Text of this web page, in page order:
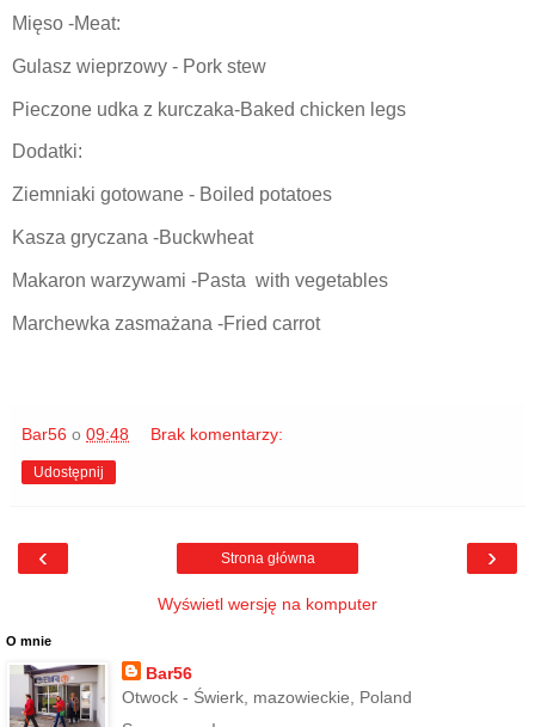
Mięso -Meat:
Gulasz wieprzowy - Pork stew
Pieczone udka z kurczaka-Baked chicken legs
Dodatki:
Ziemniaki gotowane - Boiled potatoes
Kasza gryczana -Buckwheat
Makaron warzywami -Pasta with vegetables
Marchewka zasmażana -Fried carrot
Bar56 o 09:48 Brak komentarzy:
Udostępnij
‹ ›
Strona główna
Wyświetl wersję na komputer
O mnie
Bar56
Otwock - Świerk, mazowieckie, Poland